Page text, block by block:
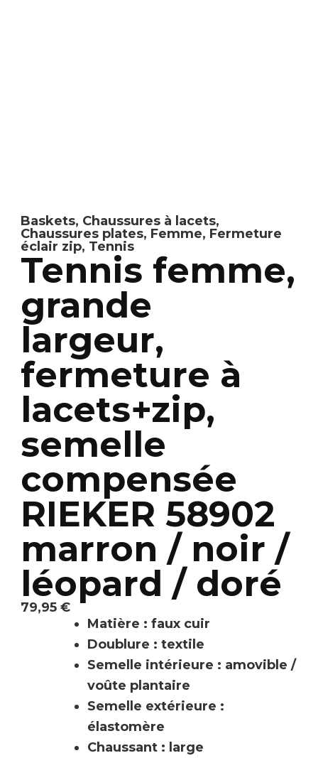
Baskets, Chaussures à lacets,
Chaussures plates, Femme, Fermeture
éclair zip, Tennis
Tennis femme,
grande
largeur,
fermeture à
lacets+zip,
semelle
compensée
RIEKER 58902
marron / noir /
léopard / doré
79,95 €
Matière : faux cuir
Doublure : textile
Semelle intérieure : amovible /
voûte plantaire
Semelle extérieure :
élastomère
Chaussant : large